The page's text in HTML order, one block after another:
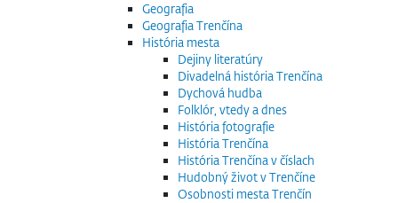
Geografia
Geografia Trenčína
História mesta
Dejiny literatúry
Divadelná história Trenčína
Dychová hudba
Folklór, vtedy a dnes
História fotografie
História Trenčína
História Trenčína v číslach
Hudobný život v Trenčíne
Osobnosti mesta Trenčín